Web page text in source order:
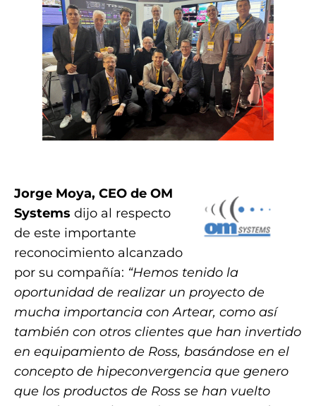
Jorge Moya, CEO de OM
Systems dijo al respecto
de este importante
reconocimiento alcanzado
por su compañía: “Hemos tenido la
oportunidad de realizar un proyecto de
mucha importancia con Artear, como así
también con otros clientes que han invertido
en equipamiento de Ross, basándose en el
concepto de hipeconvergencia que genero
que los productos de Ross se han vuelto